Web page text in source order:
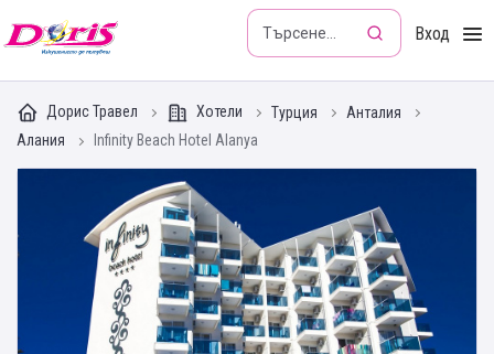
Doris - Изкушението да пътуваш Вход
Дорис Травел Хотели Турция
Анталия
Алания
Infinity Beach Hotel Alanya